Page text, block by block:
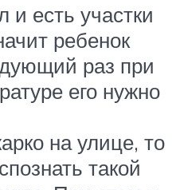
и есть участки
ребенок
раз при
его нужно
на улице, то
такой